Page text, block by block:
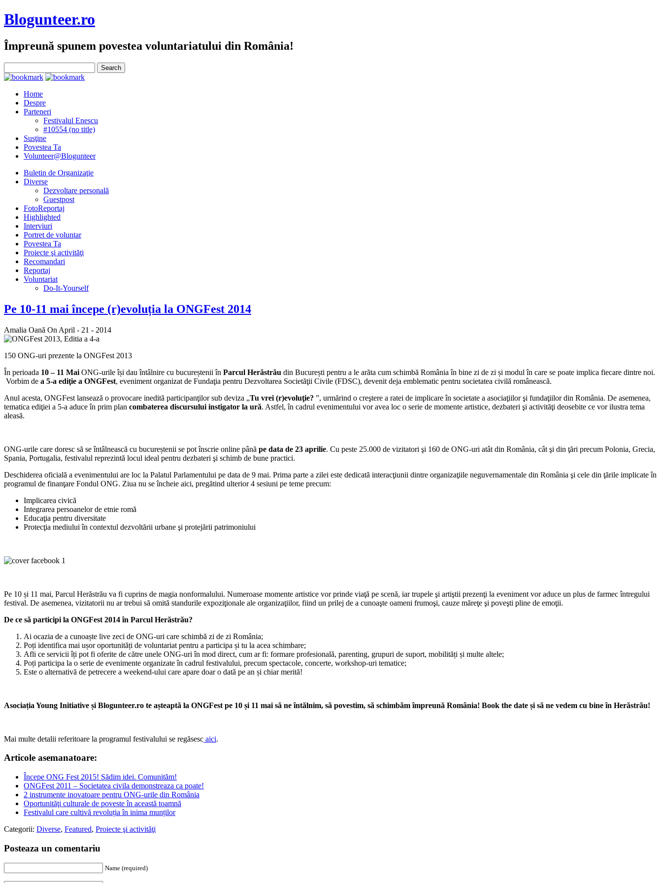
Blogunteer.ro
Împreună spunem povestea voluntariatului din România!
Home
Despre
Parteneri
Festivalul Enescu
#10554 (no title)
Susţine
Povestea Ta
Volunteer@Blogunteer
Buletin de Organizaţie
Diverse
Dezvoltare personală
Guestpost
FotoReportaj
Highlighted
Interviuri
Portret de voluntar
Povestea Ta
Proiecte şi activităţi
Recomandari
Reportaj
Voluntariat
Do-It-Yourself
Pe 10-11 mai începe (r)evoluția la ONGFest 2014
Amalia Oană On April - 21 - 2014
150 ONG-uri prezente la ONGFest 2013
În perioada 10 – 11 Mai ONG-urile își dau întâlnire cu bucureștenii în Parcul Herăstrău din București pentru a le arăta cum schimbă România în bine zi de zi și modul în care se poate implica fiecare dintre noi.
Vorbim de a 5-a ediţie a ONGFest, eveniment organizat de Fundaţia pentru Dezvoltarea Societăţii Civile (FDSC), devenit deja emblematic pentru societatea civilă românească.
Anul acesta, ONGFest lansează o provocare inedită participanţilor sub deviza „Tu vrei (r)evoluţie? ”, urmărind o creştere a ratei de implicare în societate a asociaţiilor şi fundaţiilor din România. De asemenea,
tematica ediţiei a 5-a aduce în prim plan combaterea discursului instigator la ură. Astfel, în cadrul evenimentului vor avea loc o serie de momente artistice, dezbateri şi activităţi deosebite ce vor ilustra tema
aleasă.
ONG-urile care doresc să se întâlnească cu bucureștenii se pot înscrie online până pe data de 23 aprilie. Cu peste 25.000 de vizitatori şi 160 de ONG-uri atât din România, cât şi din ţări precum Polonia, Grecia,
Spania, Portugalia, festivalul reprezintă locul ideal pentru dezbateri şi schimb de bune practici.
Deschiderea oficială a evenimentului are loc la Palatul Parlamentului pe data de 9 mai. Prima parte a zilei este dedicată interacţiunii dintre organizaţiile neguvernamentale din România şi cele din ţările implicate în
programul de finanţare Fondul ONG. Ziua nu se încheie aici, pregătind ulterior 4 sesiuni pe teme precum:
Implicarea civică
Integrarea persoanelor de etnie romă
Educaţia pentru diversitate
Protecţia mediului în contextul dezvoltării urbane şi protejării patrimoniului
Pe 10 și 11 mai, Parcul Herăstrău va fi cuprins de magia nonformalului. Numeroase momente artistice vor prinde viaţă pe scenă, iar trupele şi artiştii prezenţi la eveniment vor aduce un plus de farmec întregului
festival. De asemenea, vizitatorii nu ar trebui să omită standurile expoziţionale ale organizaţiilor, fiind un prilej de a cunoaşte oameni frumoşi, cauze măreţe şi poveşti pline de emoţii.
De ce să participi la ONGFest 2014 în Parcul Herăstrău?
Ai ocazia de a cunoaște live zeci de ONG-uri care schimbă zi de zi România;
Poți identifica mai ușor oportunități de voluntariat pentru a participa și tu la acea schimbare;
Afli ce servicii îți pot fi oferite de către unele ONG-uri în mod direct, cum ar fi: formare profesională, parenting, grupuri de suport, mobilități și multe altele;
Poți participa la o serie de evenimente organizate în cadrul festivalului, precum spectacole, concerte, workshop-uri tematice;
Este o alternativă de petrecere a weekend-ului care apare doar o dată pe an și chiar merită!
Asociația Young Initiative și Blogunteer.ro te așteaptă la ONGFest pe 10 și 11 mai să ne întălnim, să povestim, să schimbăm împreună România! Book the date și să ne vedem cu bine în Herăstrău!
Mai multe detalii referitoare la programul festivalului se regăsesc aici.
Articole asemanatoare:
Începe ONG Fest 2015! Sădim idei. Comunităm!
ONGFest 2011 – Societatea civila demonstreaza ca poate!
2 instrumente inovatoare pentru ONG-urile din România
Oportunităţi culturale de poveste în această toamnă
Festivalul care cultivă revoluția în inima munților
Categorii: Diverse, Featured, Proiecte şi activităţi
Posteaza un comentariu
Name (required)